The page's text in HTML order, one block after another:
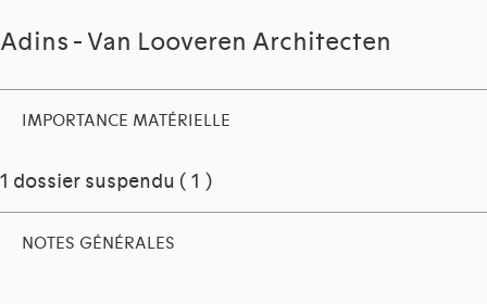
Adins - Van Looveren Architecten
IMPORTANCE MATÉRIELLE
1 dossier suspendu ( 1 )
NOTES GÉNÉRALES